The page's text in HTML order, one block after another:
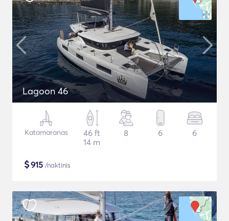
Lagoon 46
Katamaranas
46 ft
14 m
8 6 6
$915 /naktinis